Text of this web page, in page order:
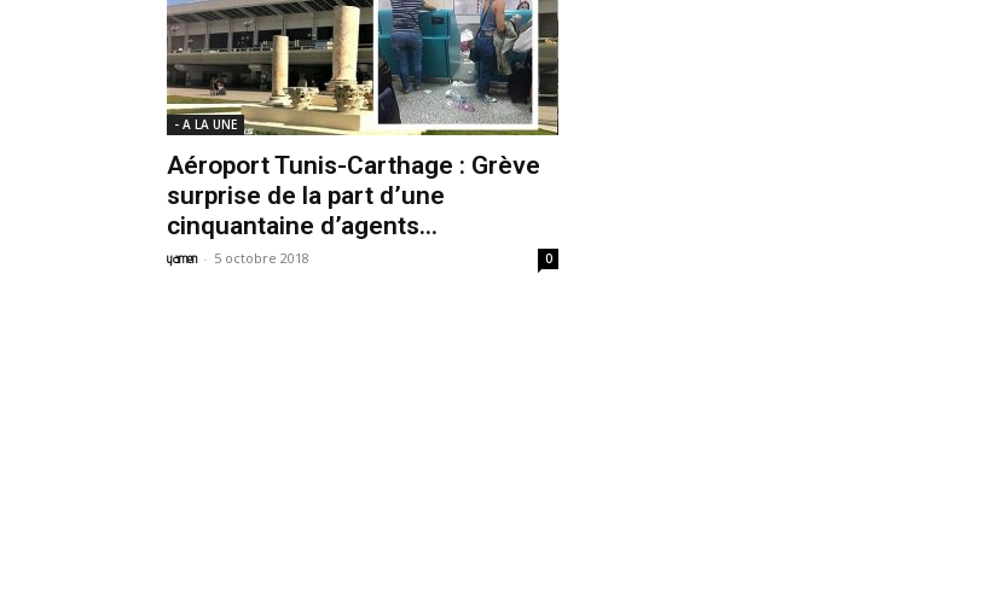
- A LA UNE
Aéroport Tunis-Carthage : Grève
surprise de la part d’une
cinquantaine d’agents...
yamen - 5 octobre 2018 0